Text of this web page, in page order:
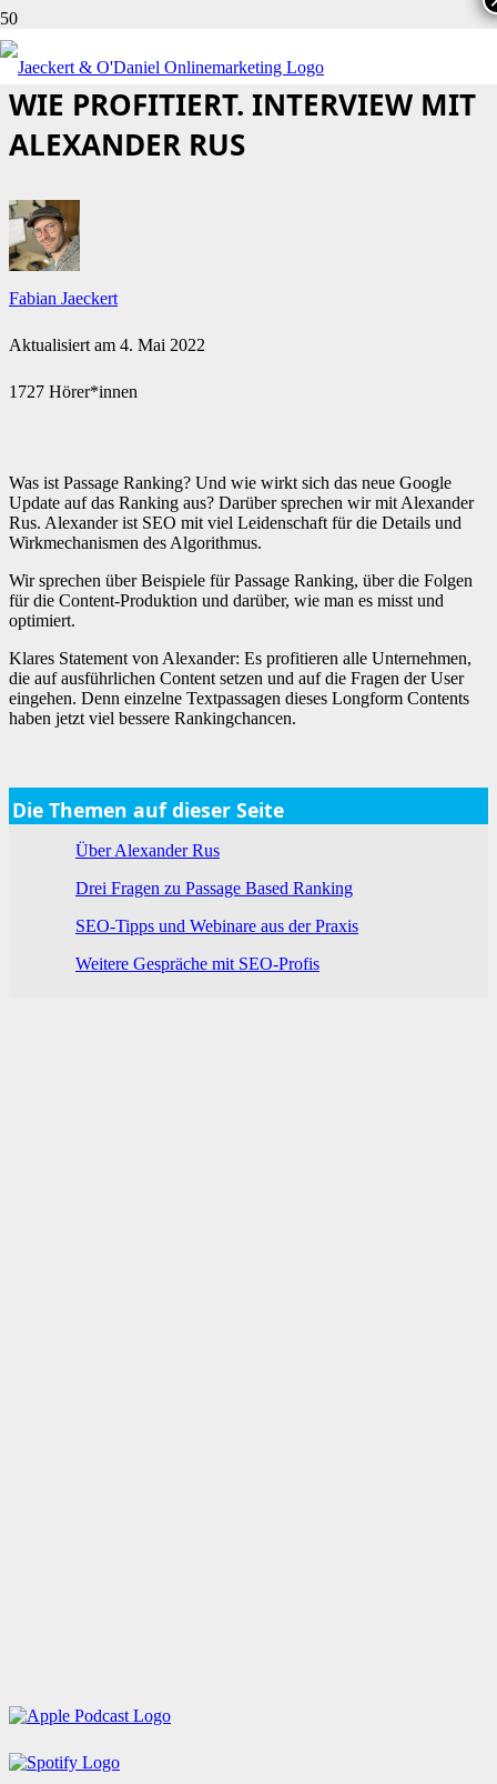
PASSAGE RANKING: WER DAVON
WIE PROFITIERT. INTERVIEW MIT
ALEXANDER RUS
Fabian Jaeckert
Aktualisiert am 4. Mai 2022
1727 Hörer*innen
Was ist Passage Ranking? Und wie wirkt sich das neue Google
Update auf das Ranking aus? Darüber sprechen wir mit Alexander
Rus. Alexander ist SEO mit viel Leidenschaft für die Details und
Wirkmechanismen des Algorithmus.
Wir sprechen über Beispiele für Passage Ranking, über die Folgen
für die Content-Produktion und darüber, wie man es misst und
optimiert.
Klares Statement von Alexander: Es profitieren alle Unternehmen,
die auf ausführlichen Content setzen und auf die Fragen der User
eingehen. Denn einzelne Textpassagen dieses Longform Contents
haben jetzt viel bessere Rankingchancen.
Die Themen auf dieser Seite
Über Alexander Rus
Drei Fragen zu Passage Based Ranking
SEO-Tipps und Webinare aus der Praxis
Weitere Gespräche mit SEO-Profis